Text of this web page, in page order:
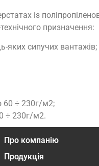
із
призначення:
яких сипучих вантажів;
60 ÷ 230г/м2;
÷ 230г/м2.
Про компанію
Продукція